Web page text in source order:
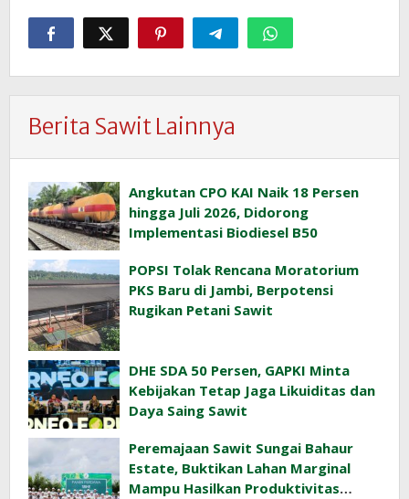
Berita Sawit Lainnya
Angkutan CPO KAI Naik 18 Persen
hingga Juli 2026, Didorong
Implementasi Biodiesel B50
POPSI Tolak Rencana Moratorium
PKS Baru di Jambi, Berpotensi
Rugikan Petani Sawit
DHE SDA 50 Persen, GAPKI Minta
Kebijakan Tetap Jaga Likuiditas dan
Daya Saing Sawit
Peremajaan Sawit Sungai Bahaur
Estate, Buktikan Lahan Marginal
Mampu Hasilkan Produktivitas